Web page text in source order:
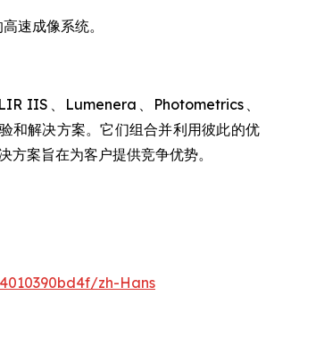
速成像系统。
IIS、Lumenera、Photometrics、
解决方案。它们组合并利用彼此的优
案旨在为客户提供竞争优势。
zh-Hans